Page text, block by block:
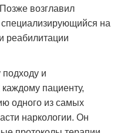
возглавил
на
реабилитации
и
пациенту,
одного из самых
наркологии. Он